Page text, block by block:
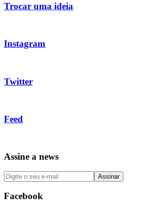
Trocar uma ideia
Instagram
Twitter
Feed
Assine a news
Facebook